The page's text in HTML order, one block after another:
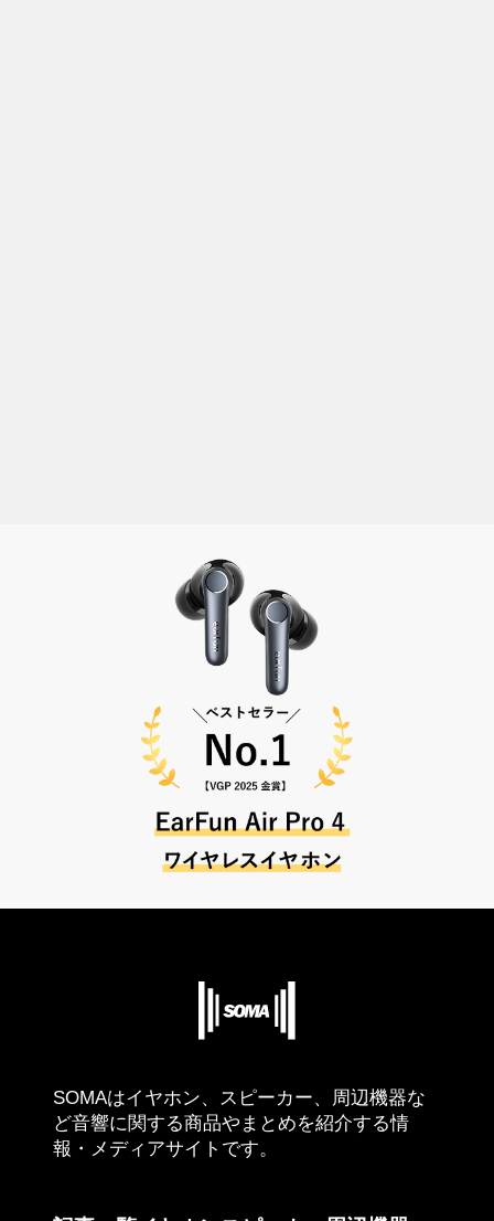
SOMAはイヤホン、スピーカー、周辺機器な
ど音響に関する商品やまとめを紹介する情
報・メディアサイトです。